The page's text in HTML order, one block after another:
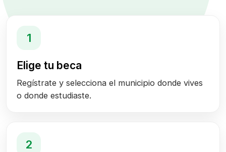
1
Elige tu beca
Regístrate y selecciona el municipio donde vives
o donde estudiaste.
2